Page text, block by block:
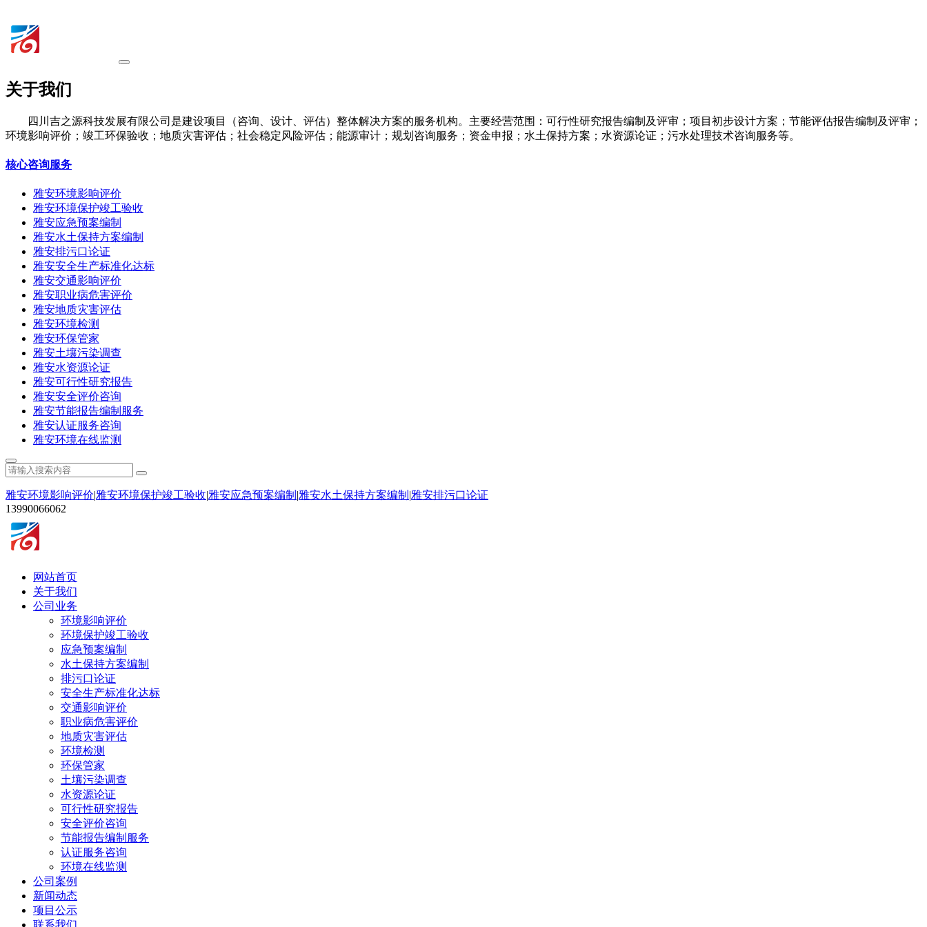
关于我们
四川吉之源科技发展有限公司是建设项目（咨询、设计、评估）整体解决方案的服务机构。主要经营范围：可行性研究报告编制及评审；项目初步设计方案；节能评估报告编制及评审；
环境影响评价；竣工环保验收；地质灾害评估；社会稳定风险评估；能源审计；规划咨询服务；资金申报；水土保持方案；水资源论证；污水处理技术咨询服务等。
核心咨询服务
雅安环境影响评价
雅安环境保护竣工验收
雅安应急预案编制
雅安水土保持方案编制
雅安排污口论证
雅安安全生产标准化达标
雅安交通影响评价
雅安职业病危害评价
雅安地质灾害评估
雅安环境检测
雅安环保管家
雅安土壤污染调查
雅安水资源论证
雅安可行性研究报告
雅安安全评价咨询
雅安节能报告编制服务
雅安认证服务咨询
雅安环境在线监测
雅安环境影响评价|雅安环境保护竣工验收|雅安应急预案编制 |雅安水土保持方案编制 |雅安排污口论证
13990066062
网站首页
关于我们
公司业务
环境影响评价
环境保护竣工验收
应急预案编制
水土保持方案编制
排污口论证
安全生产标准化达标
交通影响评价
职业病危害评价
地质灾害评估
环境检测
环保管家
土壤污染调查
水资源论证
可行性研究报告
安全评价咨询
节能报告编制服务
认证服务咨询
环境在线监测
公司案例
新闻动态
项目公示